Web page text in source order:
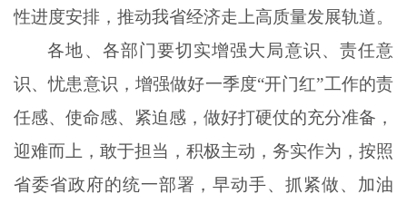
性进度安排，推动我省经济走上高质量发展轨道。
各地、各部门要切实增强大局意识、责任意
识、忧患意识，增强做好一季度“开门红”工作的责
任感、使命感、紧迫感，做好打硬仗的充分准备，
迎难而上，敢于担当，积极主动，务实作为，按照
省委省政府的统一部署，早动手、抓紧做、加油